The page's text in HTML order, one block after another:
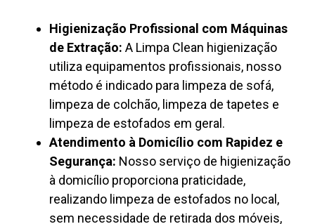
Higienização Profissional com Máquinas
de Extração: A Limpa Clean higienização
utiliza equipamentos profissionais, nosso
método é indicado para limpeza de sofá,
limpeza de colchão, limpeza de tapetes e
limpeza de estofados em geral.
Atendimento à Domicílio com Rapidez e
Segurança: Nosso serviço de higienização
à domicílio proporciona praticidade,
realizando limpeza de estofados no local,
sem necessidade de retirada dos móveis,